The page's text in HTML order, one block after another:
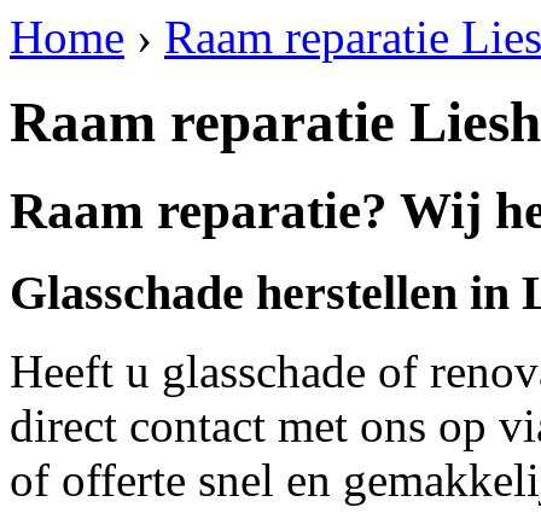
Home › Raam reparatie
Raam reparatie
Raam reparatie? Wij
Glasschade herstellen in
Heeft u glasschade of
direct contact met ons op
of offerte snel en